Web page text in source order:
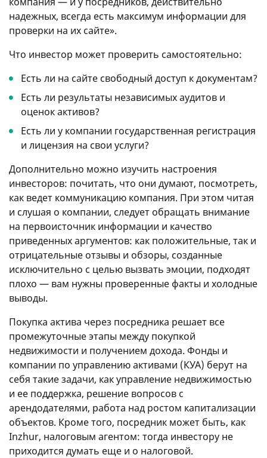
надежных, всегда есть максимум информации для
проверки на их сайте».
Что инвестор может проверить самостоятельно:
Есть ли на сайте свободный доступ к документам?
Есть ли результаты независимых аудитов и
оценок активов?
Есть ли у компании государственная регистрация
и лицензия на свои услуги?
Дополнительно можно изучить настроения
инвесторов: почитать, что они думают, посмотреть,
как ведет коммуникацию компания. При этом читая
и слушая о компании, следует обращать внимание
на первоисточник информации и качество
приведенных аргументов: как положительные, так и
отрицательные отзывы и обзоры, созданные
исключительно с целью вызвать эмоции, подходят
плохо — вам нужны проверенные факты и холодные
выводы.
Покупка актива через посредника решает все
промежуточные этапы между покупкой
недвижимости и получением дохода. Фонды и
компании по управлению активами (КУА) берут на
себя такие задачи, как управление недвижимостью
и ее поддержка, решение вопросов с
арендодателями, работа над ростом капитализации
объектов. Кроме того, посредник может быть, как
Inzhur, налоговым агентом: тогда инвестору не
приходится думать еще и о налоговой.